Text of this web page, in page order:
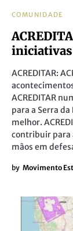
COMUNIDADE
ACREDITAR:
ACREDITAR
para a Serra
melhor.
contribuir para
mãos em
by Movimento